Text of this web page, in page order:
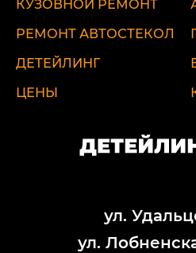
КУЗОВНОЙ РЕМОНТ
РЕМОНТ АВТОСТЕКОЛ
ДЕТЕЙЛИНГ
ЦЕНЫ
ул.
ул.